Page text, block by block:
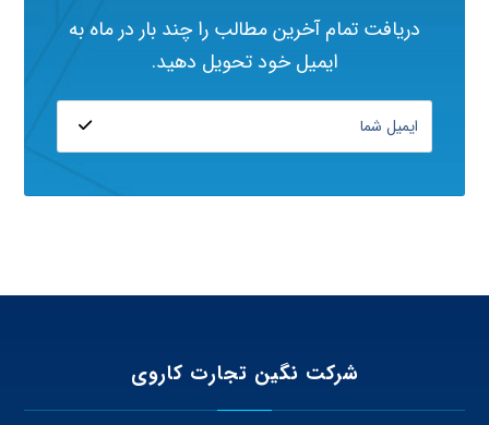
دریافت تمام آخرین مطالب را چند بار در ماه به
ایمیل خود تحویل دهید.
شرکت نگین تجارت کاروی